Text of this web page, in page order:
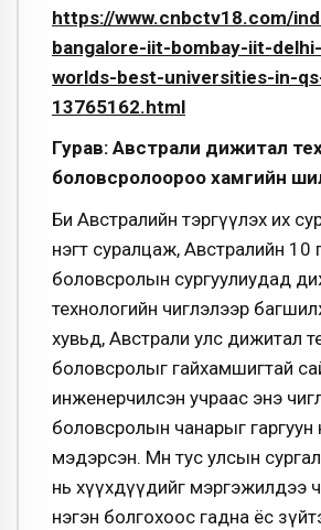
https://www.cnbctv18.com/
bangalore-iit-bombay-iit-
worlds-best-universities-in-
13765162.html
Гурав: Австрали дижитал
боловсролоороо хамгийн
Би Австралийн тэргүүлэх их
нэгт суралцаж, Австралийн 10
боловсролын сургуулиудад
технологийн чиглэлээр
хувьд, Австрали улс дижитал
боловсролыг гайхамшигтай
инженерчилсэн учраас энэ
боловсролын чанарыг гаргуун
мэдэрсэн. Мөн тус улсын
нь хүүхдүүдийг мэргэжилдээ
нэгэн болгохоос гадна ёс